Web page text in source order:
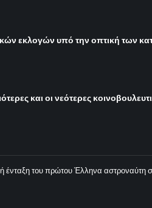
εκλογών υπό την οπτική των
και οι νεότερες
ένταξη του πρώτου Έλληνα αστροναύτη